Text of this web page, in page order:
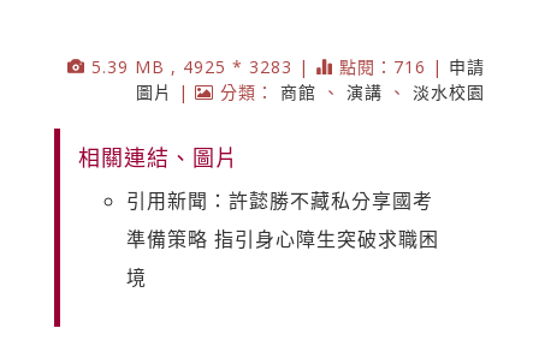
5.39 MB , 4925 * 3283 | 點閱：716 | 申請
圖片
| 分類： 商館 、 演講 、 淡水校園
相關連結、圖片
引用新聞：許懿勝不藏私分享國考
準備策略 指引身心障生突破求職困
境